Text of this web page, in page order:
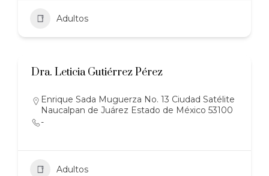
Adultos
Dra. Leticia Gutiérrez Pérez
Enrique Sada Muguerza No. 13 Ciudad Satélite
Naucalpan de Juárez Estado de México 53100
-
Adultos